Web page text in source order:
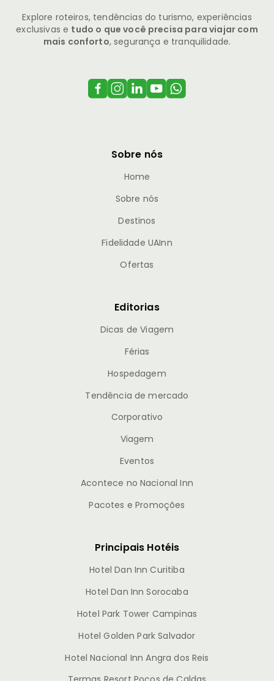
Explore roteiros, tendências do turismo, experiências
exclusivas e tudo o que você precisa para viajar com
mais conforto, segurança e tranquilidade.
Sobre nós
Home
Sobre nós
Destinos
Fidelidade UAInn
Ofertas
Editorias
Dicas de Viagem
Férias
Hospedagem
Tendência de mercado
Corporativo
Viagem
Eventos
Acontece no Nacional Inn
Pacotes e Promoções
Principais Hotéis
Hotel Dan Inn Curitiba
Hotel Dan Inn Sorocaba
Hotel Park Tower Campinas
Hotel Golden Park Salvador
Hotel Nacional Inn Angra dos Reis